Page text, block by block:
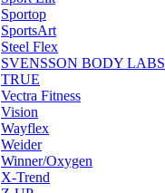
Sportop
SportsArt
Steel Flex
SVENSSON BODY LABS
TRUE
Vectra Fitness
Vision
Wayflex
Weider
Winner/Oxygen
X-Trend